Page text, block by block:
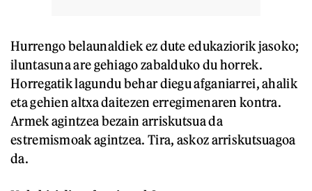
Hurrengo belaunaldiek ez dute edukaziorik jasoko;
iluntasuna are gehiago zabalduko du horrek.
Horregatik lagundu behar diegu afganiarrei, ahalik
eta gehien altxa daitezen erregimenaren kontra.
Armek agintzea bezain arriskutsua da
estremismoak agintzea. Tira, askoz arriskutsuagoa
da.